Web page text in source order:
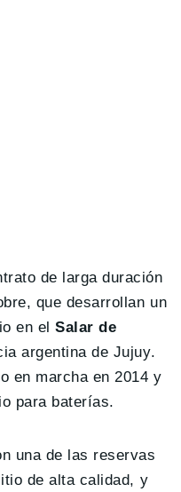
de larga duración
que desarrollan un
en elSalar de
argentina de Jujuy.
en marcha en 2014 y
para baterías.
una de las reservas
de alta calidad, y